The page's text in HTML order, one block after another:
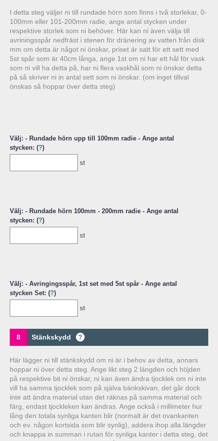
I detta steg väljer ni till rundade hörn som finns i två storlekar, 0-
100mm eller 101-200mm radie, ange antal stycken under
respektive storlek som ni behöver. Här kan ni även välja till
avriningsspår nedfräst i stenen för dränering av vatten från disk
mm om detta är något ni önskar, priset är satt för ett sett med
5st spår som är 40cm långa, ange 1st om ni har ett hål för vask
som ni vill ha detta på, har ni flera vaskhål som ni önskar detta
på så skriver ni in antal sett som ni önskar. (om inget tillval
önskas så hoppar över detta steg)
Välj: - Rundade hörn upp till 100mm radie - Ange antal
stycken: (?)
st
Välj: - Rundade hörn 100mm - 200mm radie - Ange antal
stycken: (?)
st
Välj: - Avringingsspår, 1st set med 5st spår - Ange antal
stycken Set: (?)
st
8 Stänkskydd ?
Här lägger ni till stänkskydd om ni är i behov av detta, annars
hoppar ni över detta steg. Ange likt steg 2 längden och höjden
på respektive bit ni önskar, ni kan även ändra tjocklek om ni inte
vill ha samma tjocklek som på själva bänkskivan, det går dock
inte att ändra material utan det räknas på samma material och
färg, endast tjockleken kan ändras. Ange också i millimeter hur
lång den totala synliga kanten blir (normalt är det ovankanten
och ev. någon kortsida som blir synlig), addera ihop alla längder
och knappa in summan i rutan för synliga kanter i detta steg, det